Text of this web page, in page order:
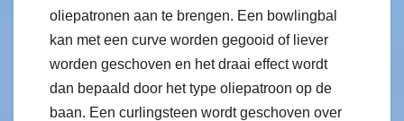
oliepatronen aan te brengen. Een bowlingbal
kan met een curve worden gegooid of liever
worden geschoven en het draai effect wordt
dan bepaald door het type oliepatroon op de
baan. Een curlingsteen wordt geschoven over